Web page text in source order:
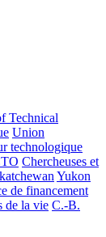
Technical
Union
technologique
Chercheuses et
Yukon
de financement
de la vie C.-B.